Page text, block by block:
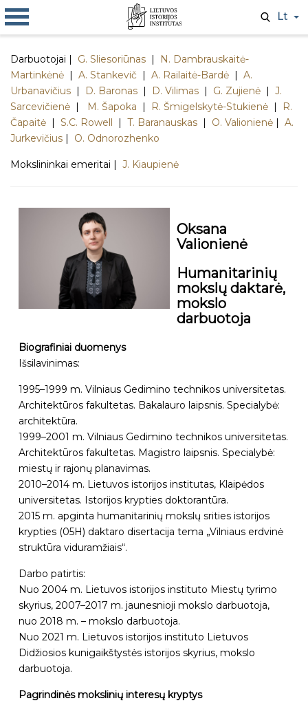
Darbuotojai | G. Sliesoriūnas |
N. Dambrauskaitė-
Martinkėnė | A. Stankevič | A. Railaitė-Bardė | A.
Urbanavičius | D. Baronas | D. Vilimas | G. Zujienė | J.
Sarcevičienė | M. Šapoka | R. Šmigelskytė-Stukienė |
R.
Čapaitė | S.C. Rowell | T. Baranauskas | O. Valionienė | A.
Jurkevičius | O. Odnorozhenko
Mokslininkai emeritai | J. Kiaupienė
Oksana
Valionienė
Humanitarinių
mokslų daktarė,
mokslo
darbuotoja
Biografiniai duomenys
Išsilavinimas:
1995–1999 m. Vilniaus Gedimino technikos universitetas.
Architektūros fakultetas. Bakalauro laipsnis. Specialybė:
architektūra.
1999–2001 m. Vilniaus Gedimino technikos universitetas.
Architektūros fakultetas. Magistro laipsnis. Specialybė:
miestų ir rajonų planavimas.
2010–2014 m. Lietuvos istorijos institutas, Klaipėdos
universitetas. Istorijos krypties doktorantūra.
2015 m. apginta humanitarinių mokslų srities istorijos
krypties (05H) daktaro disertacija tema „Vilniaus erdvinė
struktūra viduramžiais“.
Darbo patirtis:
Nuo 2004 m. Lietuvos istorijos instituto Miestų tyrimo
skyrius, 2007–2017 m. jaunesnioji mokslo darbuotoja,
nuo 2018 m. – mokslo darbuotoja.
Nuo 2021 m. Lietuvos istorijos instituto Lietuvos
Didžiosios kunigaikštystės istorijos skyrius, mokslo
darbuotoja.
Pagrindinės mokslinių interesų kryptys
Lt